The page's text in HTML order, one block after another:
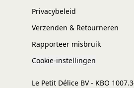
Privacybeleid
Verzenden & Retourneren
Rapporteer misbruik
Cookie-instellingen
Le Petit Délice BV - KBO